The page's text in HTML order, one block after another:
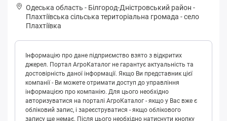
Одеська область - Білгород-Дністровський район -
Плaхтіївськa сільська територіальна громада -село
Плахтіївка
Інформацію про дане підприємство взято з відкритих
джерел. Портал АгроКаталог не гарантує актуальність та
достовірність даної інформації. Якщо Ви представник цієї
компанії - Ви можете отримати доступ до управління
інформацією про компанію. Для цього необхідно
авторизуватися на порталі АгроКаталог - якщо у Вас вже є
обліковий запис, і зареєструватися - якщо облікового
запису ще немає. Після цього необхідно натиснути кнопку